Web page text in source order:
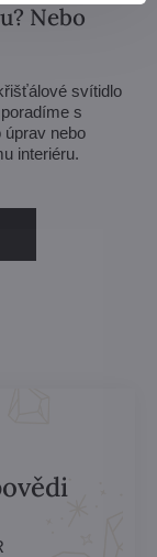
Nebo
svítidlo
s
nebo
interiéru.